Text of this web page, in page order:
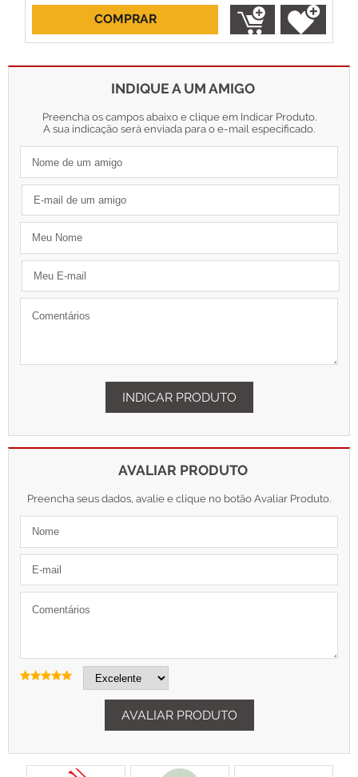
ou R$ 394,60 no boleto
COMPRAR
INDIQUE A UM AMIGO
Preencha os campos abaixo e clique em Indicar Produto.
A sua indicação será enviada para o e-mail especificado.
INDICAR PRODUTO
AVALIAR PRODUTO
Preencha seus dados, avalie e clique no botão Avaliar Produto.
AVALIAR PRODUTO